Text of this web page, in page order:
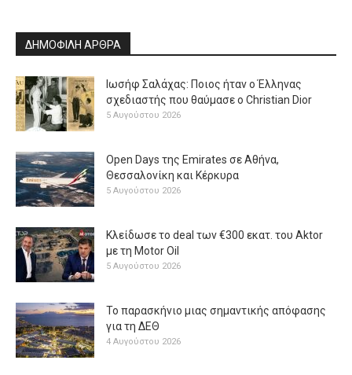
ΔΗΜΟΦΙΛΗ ΑΡΘΡΑ
Ιωσήφ Σαλάχας: Ποιος ήταν ο Έλληνας
σχεδιαστής που θαύμασε ο Christian Dior
5 Αυγούστου 2026
Open Days της Emirates σε Αθήνα,
Θεσσαλονίκη και Κέρκυρα
5 Αυγούστου 2026
Κλείδωσε το deal των €300 εκατ. του Aktor
με τη Μotor Oil
5 Αυγούστου 2026
Το παρασκήνιο μιας σημαντικής απόφασης
για τη ΔΕΘ
4 Αυγούστου 2026